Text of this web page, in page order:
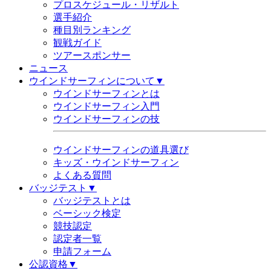
プロスケジュール・リザルト
選手紹介
種目別ランキング
観戦ガイド
ツアースポンサー
ニュース
ウインドサーフィンについて▼
ウインドサーフィンとは
ウインドサーフィン入門
ウインドサーフィンの技
ウインドサーフィンの道具選び
キッズ・ウインドサーフィン
よくある質問
バッジテスト▼
バッジテストとは
ベーシック検定
競技認定
認定者一覧
申請フォーム
公認資格▼